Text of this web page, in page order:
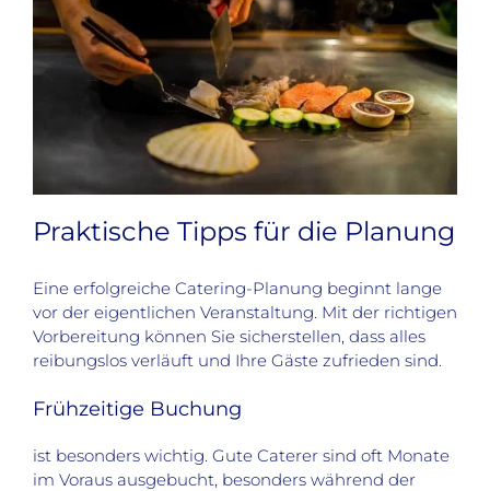
Praktische Tipps für die Planung
Eine erfolgreiche Catering-Planung beginnt lange
vor der eigentlichen Veranstaltung. Mit der richtigen
Vorbereitung können Sie sicherstellen, dass alles
reibungslos verläuft und Ihre Gäste zufrieden sind.
Frühzeitige Buchung
ist besonders wichtig. Gute Caterer sind oft Monate
im Voraus ausgebucht, besonders während der